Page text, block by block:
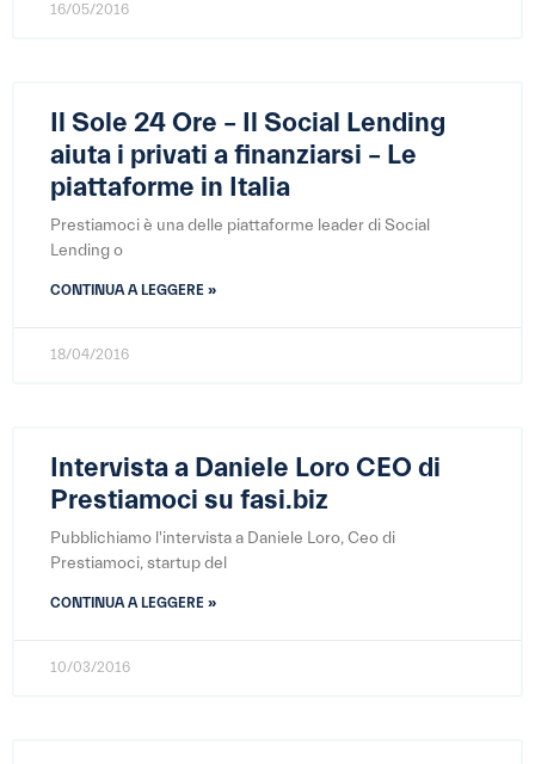
16/05/2016
Il Sole 24 Ore – Il Social Lending
aiuta i privati a finanziarsi – Le
piattaforme in Italia
Prestiamoci è una delle piattaforme leader di Social
Lending o
CONTINUA A LEGGERE »
18/04/2016
Intervista a Daniele Loro CEO di
Prestiamoci su fasi.biz
Pubblichiamo l'intervista a Daniele Loro, Ceo di
Prestiamoci, startup del
CONTINUA A LEGGERE »
10/03/2016